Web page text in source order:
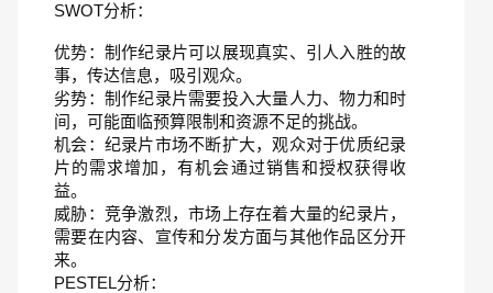
SWOT分析：
优势：制作纪录片可以展现真实、引人入胜的故
事，传达信息，吸引观众。
劣势：制作纪录片需要投入大量人力、物力和时
间，可能面临预算限制和资源不足的挑战。
机会：纪录片市场不断扩大，观众对于优质纪录
片的需求增加，有机会通过销售和授权获得收
益。
威胁：竞争激烈，市场上存在着大量的纪录片，
需要在内容、宣传和分发方面与其他作品区分开
来。
PESTEL分析：